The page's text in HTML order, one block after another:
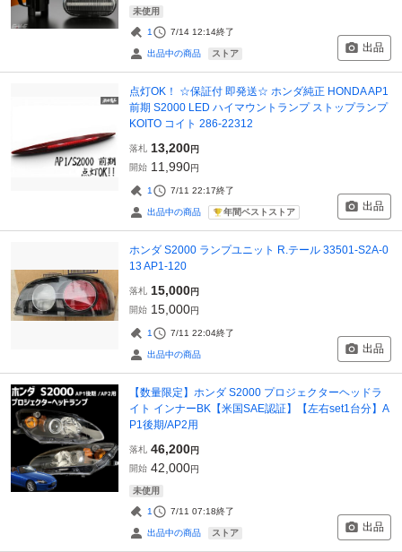
未使用
1 7/14 12:14終了
出品中の商品 ストア 出品
点灯OK！ ☆保証付 即発送☆ ホンダ純正 HONDA AP1
前期 S2000 LED ハイマウントランプ ストップランプ
KOITO コイト 286-22312
落札 13,200円
開始 11,990円
1 7/11 22:17終了
出品中の商品 年間ベストストア 出品
ホンダ S2000 ランプユニット R.テール 33501-S2A-0
13 AP1-120
落札 15,000円
開始 15,000円
1 7/11 22:04終了
出品中の商品 出品
【数量限定】ホンダ S2000 プロジェクターヘッドラ
イト インナーBK【米国SAE認証】【左右set1台分】A
P1後期/AP2用
落札 46,200円
開始 42,000円
未使用
1 7/11 07:18終了
出品中の商品 ストア 出品